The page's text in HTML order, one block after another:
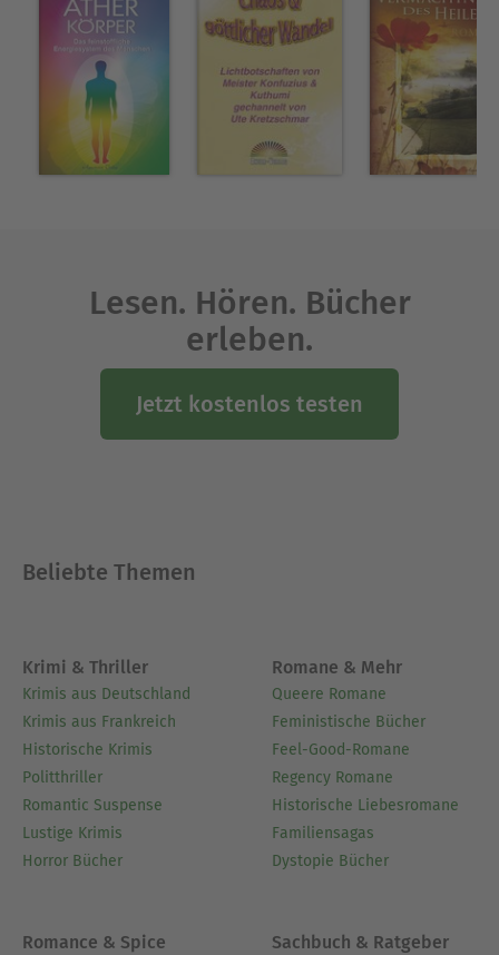
Ausblenden
Lesen. Hören. Bücher
erleben.
Jetzt kostenlos testen
Beliebte Themen
Krimi & Thriller
Krimis aus Deutschland
Krimis aus Frankreich
Historische Krimis
Politthriller
Romantic Suspense
Lustige Krimis
Horror Bücher
Romane & Mehr
Queere Romane
Feministische Bücher
Feel-Good-Romane
Regency Romane
Historische Liebesromane
Familiensagas
Dystopie Bücher
Romance & Spice Sachbuch & Ratgeber